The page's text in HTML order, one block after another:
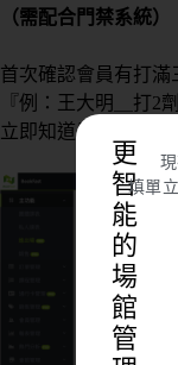
（需配合門禁系統）
首次確認會員有打
『例：王大明＿打2
立即知道是否有打滿
更
智
能
的
場
館
管
填單